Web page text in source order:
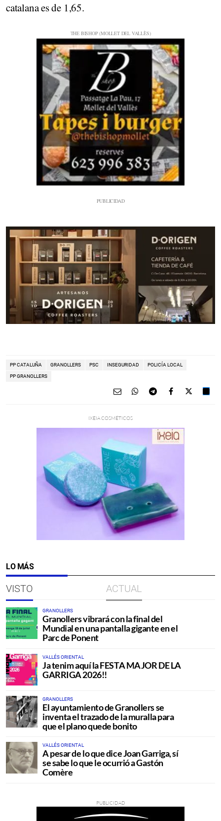
catalana es de 1,65.
PP CATALUÑA GRANOLLERS PSC INSEGURIDAD POLICÍA LOCAL
PP GRANOLLERS
LO MÁS
VISTO ACTUAL
GRANOLLERS
Granollers vibrará con la final del
Mundial en una pantalla gigante en el
Parc de Ponent
VALLÉS ORIENTAL
Ja tenim aquí la FESTA MAJOR DE LA
GARRIGA 2026!!
GRANOLLERS
El ayuntamiento de Granollers se
inventa el trazado de la muralla para
que el plano quede bonito
VALLÉS ORIENTAL
A pesar de lo que dice Joan Garriga, sí
se sabe lo que le ocurrió a Gastón
Comère